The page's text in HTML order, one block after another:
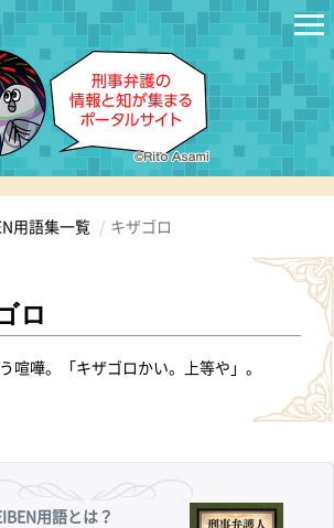
用語集一覧 キザゴロ
ロ
喧嘩。「キザゴロかい。上等や」。
用語とは？